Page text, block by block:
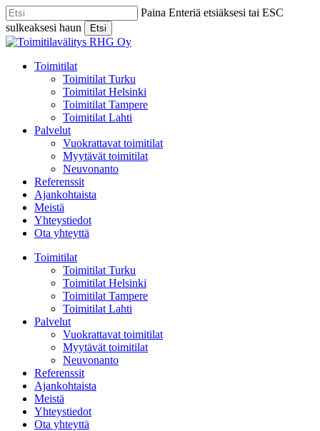
Skip
to
main
content
Paina Enteriä etsiäksesi tai ESC
sulkeaksesi haun
Etsi
Close
Menu
Toimitilat
Toimitilat Turku
Toimitilat Helsinki
Toimitilat Tampere
Toimitilat Lahti
Palvelut
Vuokrattavat toimitilat
Myytävät toimitilat
Neuvonanto
Referenssit
Ajankohtaista
Meistä
Yhteystiedot
Ota yhteyttä
Toimitilat
Toimitilat Turku
Toimitilat Helsinki
Toimitilat Tampere
Toimitilat Lahti
Palvelut
Vuokrattavat toimitilat
Myytävät toimitilat
Neuvonanto
Referenssit
Ajankohtaista
Meistä
Yhteystiedot
Ota yhteyttä